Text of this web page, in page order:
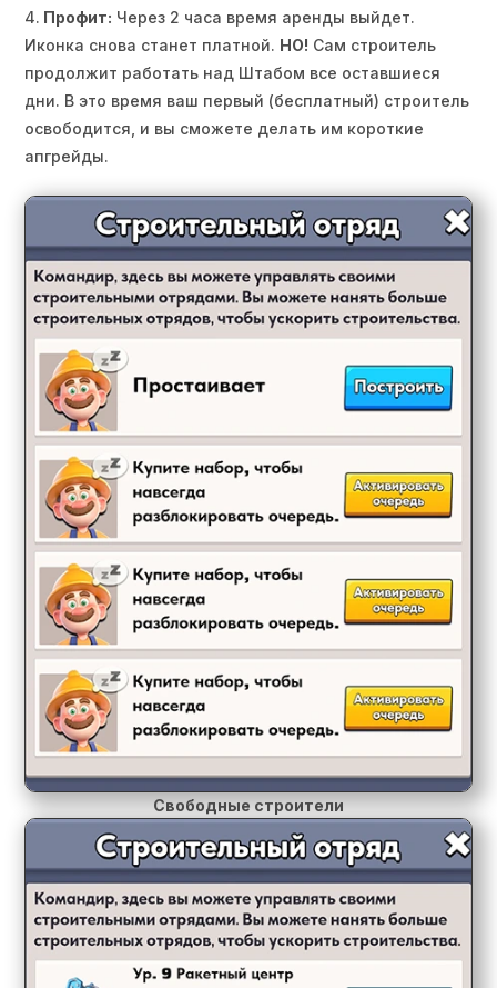
Профит: Через 2 часа время аренды выйдет.
Иконка снова станет платной. НО! Сам строитель
продолжит работать над Штабом все оставшиеся
дни. В это время ваш первый (бесплатный) строитель
освободится, и вы сможете делать им короткие
апгрейды.
Свободные строители